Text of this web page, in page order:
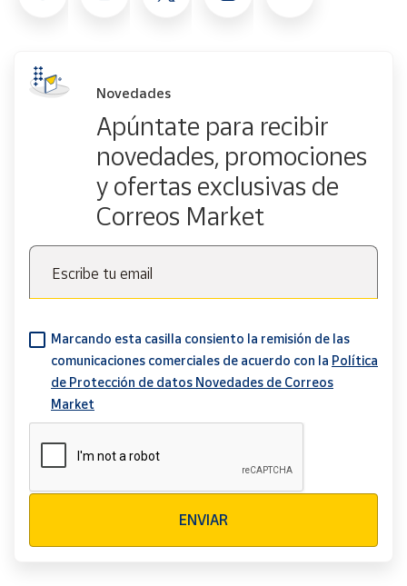
Novedades
Apúntate para recibir
novedades, promociones
y ofertas exclusivas de
Correos Market
Escribe tu email
Marcando esta casilla consiento la remisión de las
comunicaciones comerciales de acuerdo con la Política
de Protección de datos Novedades de Correos
Market
ENVIAR